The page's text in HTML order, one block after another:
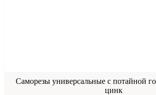
Саморезы универсальные с потайной
цинк